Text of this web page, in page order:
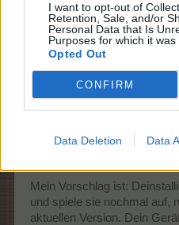
I want to opt-out of
Retention, Sale, and/or
Personal Data that Is
Purposes for which it was
Opted Out
CONFIRM
Data Deletion Data
und jetzt geht es nicht mehr
nehmen oder weiß jemand
Luna, hallo!
Aufgeschreckt durch
1.15.0, mal auf. Fazit: Es
Mein Vorschlag ist:
und spiele sie nochmal auf,
aktuellen Version. Dein